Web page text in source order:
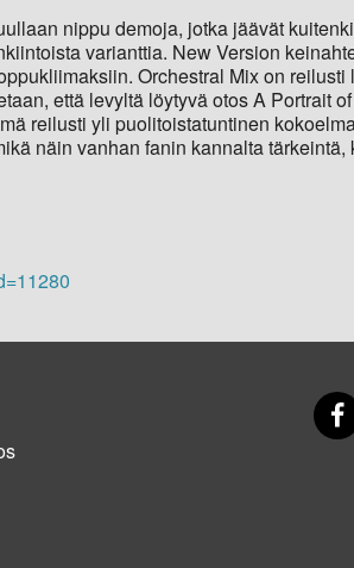
nippu demoja, jotka jäävät
varianttia. New Version
Orchestral Mix on
että levyltä löytyvä otos A Portrait
reilusti yli puolitoistatuntinen
näin vanhan fanin kannalta